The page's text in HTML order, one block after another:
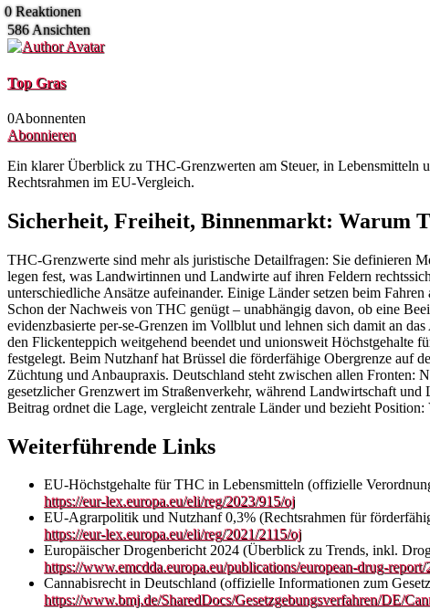
0 Reaktionen
586Ansichten
Top Gras
0Abonnenten
Abonnieren
Ein klarer Überblick zu THC‑Grenzwerten am Steuer, in Lebensmitteln
Rechtsrahmen im EU‑Vergleich.
Sicherheit, Freiheit, Binnenmarkt: Warum
THC‑Grenzwerte sind mehr als juristische Detailfragen: Sie definieren
legen fest, was Landwirtinnen und Landwirte auf ihren Feldern
unterschiedliche Ansätze aufeinander. Einige Länder setzen beim
Schon der Nachweis von THC genügt – unabhängig davon, ob eine
evidenzbasierte per‑se‑Grenzen im Vollblut und lehnen sich damit an
den Flickenteppich weitgehend beendet und unionsweit Höchstgehalte
festgelegt. Beim Nutzhanf hat Brüssel die förderfähige Obergrenze auf
Züchtung und Anbaupraxis. Deutschland steht zwischen allen Fronten:
gesetzlicher Grenzwert im Straßenverkehr, während Landwirtschaft
Beitrag ordnet die Lage, vergleicht zentrale Länder und bezieht
Weiterführende Links
EU‑Höchstgehalte für THC in Lebensmitteln (offizielle
https://eur-lex.europa.eu/eli/reg/2023/915/oj
EU‑Agrarpolitik und Nutzhanf 0,3% (Rechtsrahmen für
https://eur-lex.europa.eu/eli/reg/2021/2115/oj
Europäischer Drogenbericht 2024 (Überblick zu Trends, inkl.
https://www.emcdda.europa.eu/publications/european-drug-report/
Cannabisrecht in Deutschland (offizielle Informationen zum
https://www.bmj.de/SharedDocs/Gesetzgebungsverfahren/DE/